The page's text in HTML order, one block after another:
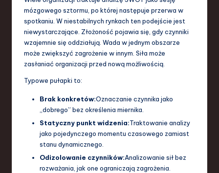
mózgowego sztormu, po której następuje przerwa w
spotkaniu. W niestabilnych rynkach ten podejście jest
niewystarczające. Złożoność pojawia się, gdy czynniki
wzajemnie się oddziałują. Wada w jednym obszarze
może zwiększyć zagrożenie w innym. Siła może
zasłaniać organizacji przed nową możliwością.
Typowe pułapki to:
Brak konkretów:Oznaczanie czynnika jako
„dobrego” bez określenia miernika.
Statyczny punkt widzenia:Traktowanie analizy
jako pojedynczego momentu czasowego zamiast
stanu dynamicznego.
Odizolowanie czynników:Analizowanie sił bez
rozważania, jak one ograniczają zagrożenia.